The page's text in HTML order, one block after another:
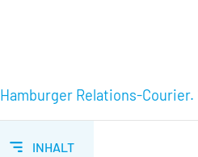
Hamburger Relations-Courier.
INHALT